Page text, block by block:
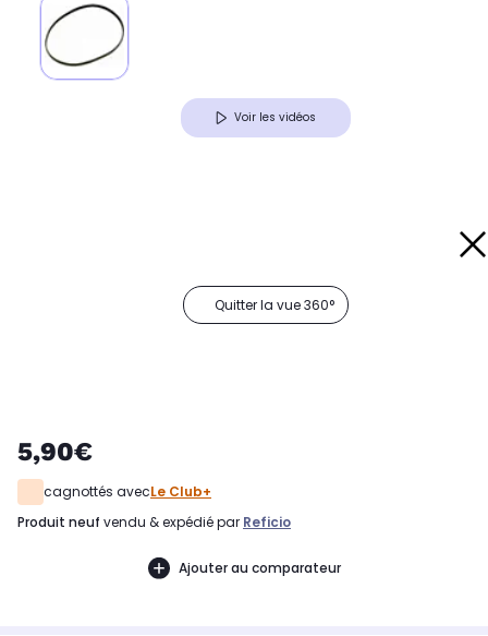
Voir les vidéos
Quitter la vue 360°
5,90€
cagnottés avecLe Club+
produit neuf vendu & expédié par Reficio
Ajouter au comparateur